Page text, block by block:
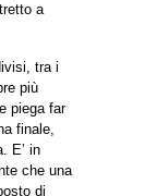
a
tra i
più
piega far
finale,
E’ in
che una
di